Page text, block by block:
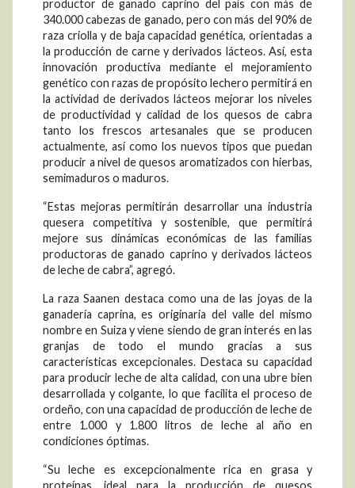
productor de ganado caprino del país con más de
340.000 cabezas de ganado, pero con más del 90% de
raza criolla y de baja capacidad genética, orientadas a
la producción de carne y derivados lácteos. Así, esta
innovación productiva mediante el mejoramiento
genético con razas de propósito lechero permitirá en
la actividad de derivados lácteos mejorar los niveles
de productividad y calidad de los quesos de cabra
tanto los frescos artesanales que se producen
actualmente, así como los nuevos tipos que puedan
producir a nivel de quesos aromatizados con hierbas,
semimaduros o maduros.
“Estas mejoras permitirán desarrollar una industria
quesera competitiva y sostenible, que permitirá
mejore sus dinámicas económicas de las familias
productoras de ganado caprino y derivados lácteos
de leche de cabra”, agregó.
La raza Saanen destaca como una de las joyas de la
ganadería caprina, es originaria del valle del mismo
nombre en Suiza y viene siendo de gran interés en las
granjas de todo el mundo gracias a sus
características excepcionales. Destaca su capacidad
para producir leche de alta calidad, con una ubre bien
desarrollada y colgante, lo que facilita el proceso de
ordeño, con una capacidad de producción de leche de
entre 1.000 y 1.800 litros de leche al año en
condiciones óptimas.
“Su leche es excepcionalmente rica en grasa y